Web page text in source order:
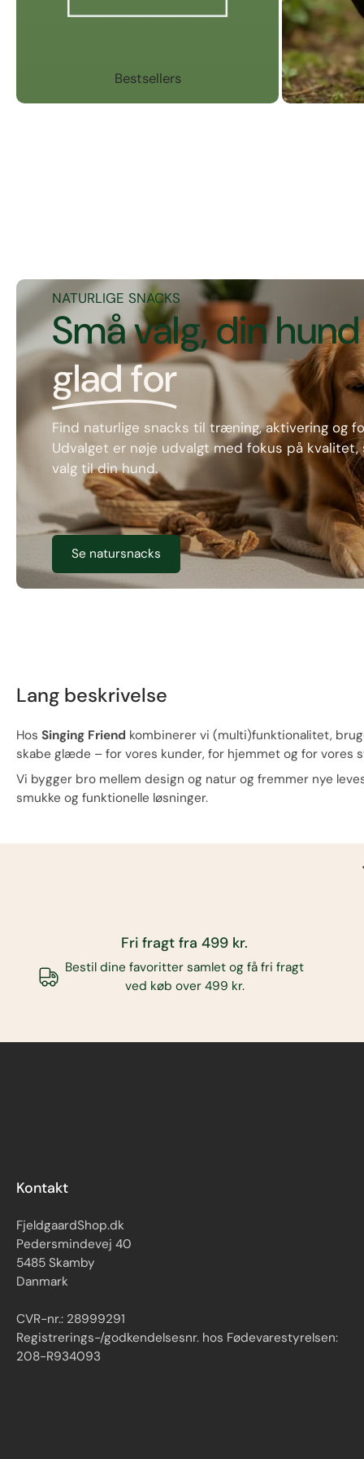
Bestsellers
NATURLIGE SNACKS
Små valg, din
glad for
Find naturlige snacks til træning, aktivering og
Udvalget er nøje udvalgt med fokus på kvalitet,
valg til din hund.
Se natursnacks
Lang beskrivelse
Hos Singing Friend kombinerer vi (multi)funktionalitet,
skabe glæde – for vores kunder, for hjemmet og for vores
Vi bygger bro mellem design og natur og fremmer nye
smukke og funktionelle løsninger.
Fri fragt fra 499 kr.
Bestil dine favoritter samlet og få fri fragt
ved køb over 499 kr.
Kontakt
FjeldgaardShop.dk
Pedersmindevej 40
5485 Skamby
Danmark
CVR-nr.: 28999291
Registrerings-/godkendelsesnr. hos Fødevarestyrelsen:
208-R934093